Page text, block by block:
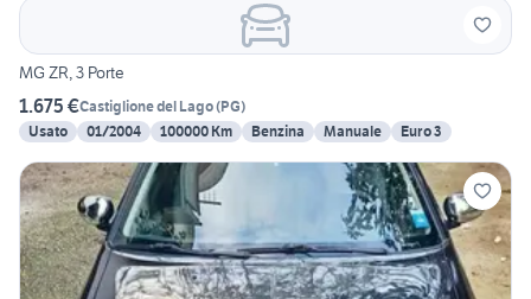
MG ZR, 3 Porte
1.675 €Castiglione del Lago(PG)
Usato
01/2004 100000 Km Benzina Manuale Euro 3